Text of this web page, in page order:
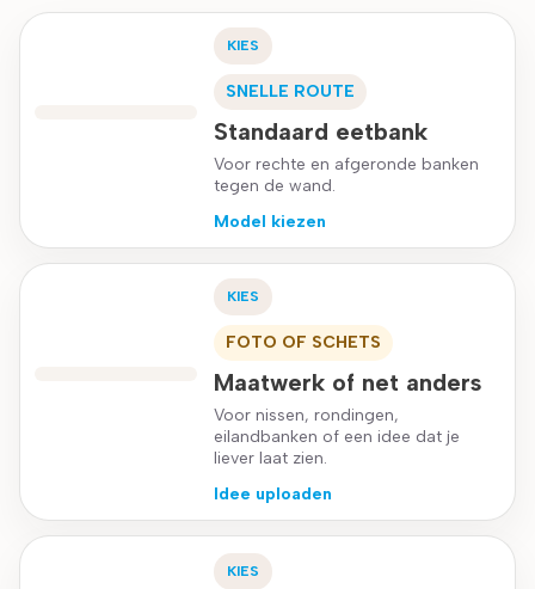
KIES
SNELLE ROUTE
Standaard eetbank
Voor rechte en afgeronde banken
tegen de wand.
Model kiezen
KIES
FOTO OF SCHETS
Maatwerk of net anders
Voor nissen, rondingen,
eilandbanken of een idee dat je
liever laat zien.
Idee uploaden
KIES